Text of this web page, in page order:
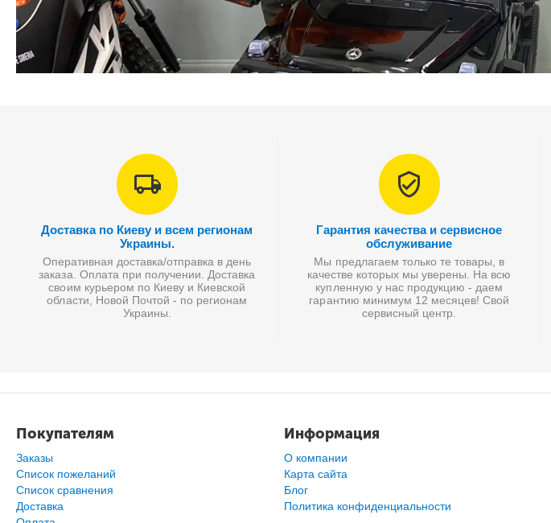
Доставка по Киеву и всем регионам
Украины.
Оперативная доставка/отправка в день
заказа. Оплата при получении. Доставка
своим курьером по Киеву и Киевской
области, Новой Почтой - по регионам
Украины.
Гарантия качества и сервисное
обслуживание
Мы предлагаем только те товары, в
качестве которых мы уверены. На всю
купленную у нас продукцию - даем
гарантию минимум 12 месяцев! Свой
сервисный центр.
Покупателям
Заказы
Список пожеланий
Cписок сравнения
Доставка
Информация
О компании
Карта сайта
Блог
Политика конфиденциальности